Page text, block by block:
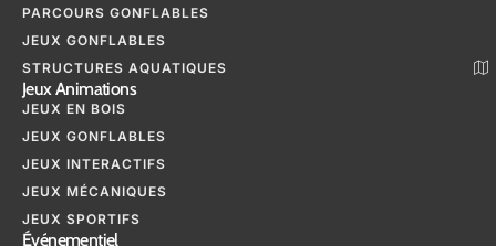
PARCOURS GONFLABLES
JEUX GONFLABLES
STRUCTURES AQUATIQUES
Jeux Animations
JEUX EN BOIS
JEUX GONFLABLES
JEUX INTERACTIFS
JEUX MÉCANIQUES
JEUX SPORTIFS
Événementiel